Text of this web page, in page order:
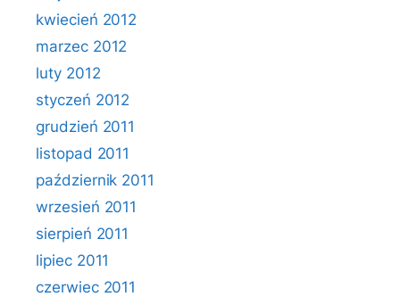
kwiecień 2012
marzec 2012
luty 2012
styczeń 2012
grudzień 2011
listopad 2011
październik 2011
wrzesień 2011
sierpień 2011
lipiec 2011
czerwiec 2011